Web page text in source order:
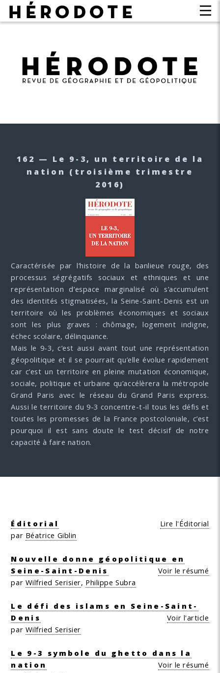
162 — Le 9-3, un territoire de la
nation (troisième trimestre
2016)
Caractérisée par l’histoire de la banlieue rouge, des
processus ségrégatifs sociaux et ethniques et une
représentation d’espace marginalisé où s’accumulent
des identités stigmatisées, la Seine-Saint-Denis est un
territoire où les problèmes économiques et sociaux
sont les plus graves : chômage, logement indigne,
échec scolaire, délinquance.
Mais le 9-3, c’est aussi avant tout une représentation
géopolitique et il se pourrait qu’elle évolue rapidement
car c’est un territoire en pleine mutation économique,
sociale, politique et urbaine qu’accélèrera la métropole
Grand Paris avec le réseau du Grand Paris express.
Aussi le territoire du 9-3 concentre-t-il tous les défis et
toutes les promesses de la France postcoloniale, c’est
pourquoi il est sans doute le test décisif de notre
capacité à faire nation.
Éditorial
Lire l'Éditorial
par Béatrice Giblin
Nouvelle donne géopolitique en
Seine-Saint-Denis
Voir le résumé
par Wilfried Serisier, Philippe Subra
Le défi des islams en Seine-Saint-
Denis
Voir l'article
par Wilfried Serisier
Le 9-3 symbole du ghetto dans la
nation
Voir le résumé